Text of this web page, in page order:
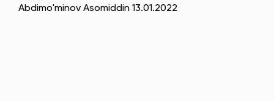
Abdimo'minov Asomiddin 13.01.2022